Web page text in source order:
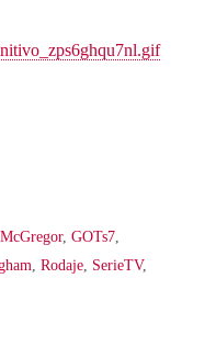
, GOTs7
Rodaje SerieTV,